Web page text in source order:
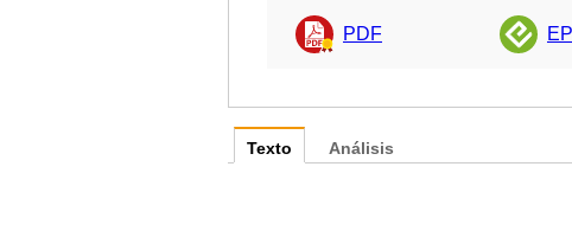
PDF
Texto Análisis